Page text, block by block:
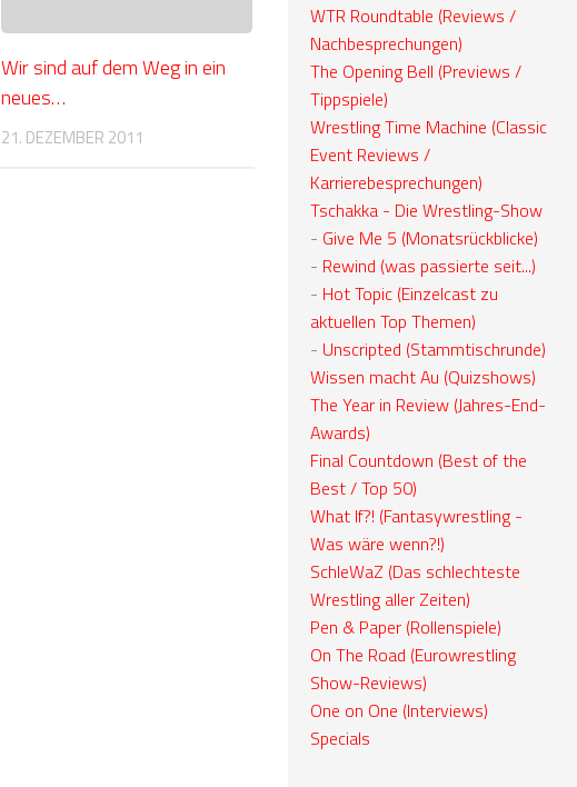
Wir sind auf dem Weg in ein
neues…
21. DEZEMBER 2011
WTR Roundtable (Reviews /
Nachbesprechungen)
The Opening Bell (Previews /
Tippspiele)
Wrestling Time Machine (Classic
Event Reviews /
Karrierebesprechungen)
Tschakka - Die Wrestling-Show
- Give Me 5 (Monatsrückblicke)
- Rewind (was passierte seit...)
- Hot Topic (Einzelcast zu
aktuellen Top Themen)
- Unscripted (Stammtischrunde)
Wissen macht Au (Quizshows)
The Year in Review (Jahres-End-
Awards)
Final Countdown (Best of the
Best / Top 50)
What If?! (Fantasywrestling -
Was wäre wenn?!)
SchleWaZ (Das schlechteste
Wrestling aller Zeiten)
Pen & Paper (Rollenspiele)
On The Road (Eurowrestling
Show-Reviews)
One on One (Interviews)
Specials